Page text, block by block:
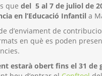
que del 5 al 7 de juliol de
en l’Educació Infantil a
d’enviament de
en què es poden
estarà obert fins el 31 de